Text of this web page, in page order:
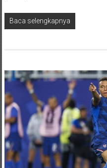
Baca selengkapnya